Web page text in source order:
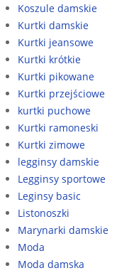
Koszule damskie
Kurtki damskie
Kurtki jeansowe
Kurtki krótkie
Kurtki pikowane
Kurtki przejściowe
kurtki puchowe
Kurtki ramoneski
Kurtki zimowe
legginsy damskie
Legginsy sportowe
Leginsy basic
Listonoszki
Marynarki damskie
Moda
Moda damska